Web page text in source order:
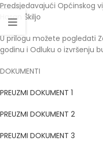
Predsjedavajući Općinskog
Hasan Škiljo
U prilogu možete pogledati
godinu i Odluku o izvršenju
DOKUMENTI
PREUZMI DOKUMENT 1
PREUZMI DOKUMENT 2
PREUZMI DOKUMENT 3